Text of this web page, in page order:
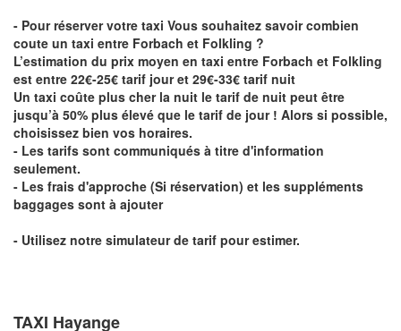
- Pour réserver votre taxi Vous souhaitez savoircombien
coute un taxi entre Forbach et Folkling ?
L’estimation du prix moyen en taxi entre Forbach et Folkling
est entre 22€-25€ tarif jour et 29€-33€ tarif nuit
Un taxi coûte plus cher la nuit le tarif de nuit peut être
jusqu’à 50% plus élevé que le tarif de jour ! Alors si possible,
choisissez bien vos horaires.
- Les tarifs sont communiqués à titre d'information
seulement.
- Les frais d'approche (Si réservation) et les suppléments
baggages sont à ajouter
- Utilisez notre simulateur de tarif pour estimer.
TAXI Hayange